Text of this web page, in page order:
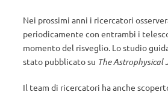
Nei prossimi anni i ricercatori
periodicamente con entrambi i
momento del risveglio. Lo studio
stato pubblicato su The Astrophysical
Il team di ricercatori ha anche